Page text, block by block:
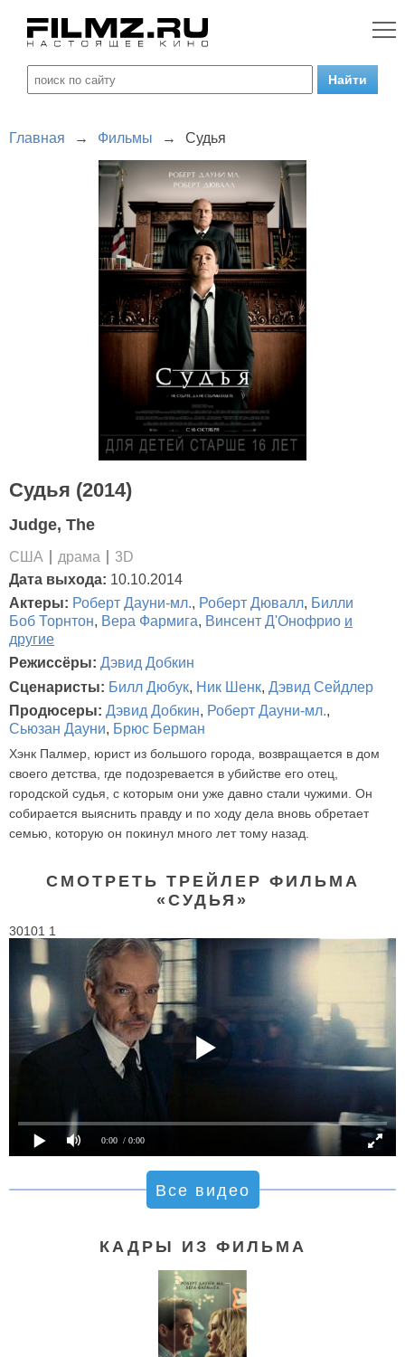
Главная → Фильмы → Судья
Судья (2014)
Judge, The
США драма
3D
Дата выхода: 10.10.2014
Актеры: Роберт Дауни-мл., Роберт Дювалл, Билли
Боб Торнтон, Вера Фармига, Винсент Д'Онофрио и
другие
Режиссёры: Дэвид Добкин
Сценаристы: Билл Дюбук, Ник Шенк, Дэвид Сейдлер
Продюсеры: Дэвид Добкин, Роберт Дауни-мл.,
Сьюзан Дауни, Брюс Берман
Хэнк Палмер, юрист из большого города, возвращается в дом
своего детства, где подозревается в убийстве его отец,
городской судья, с которым они уже давно стали чужими. Он
собирается выяснить правду и по ходу дела вновь обретает
семью, которую он покинул много лет тому назад.
СМОТРЕТЬ ТРЕЙЛЕР ФИЛЬМА
«СУДЬЯ»
30101 1
0:00 / 0:00
Все видео
КАДРЫ ИЗ ФИЛЬМА